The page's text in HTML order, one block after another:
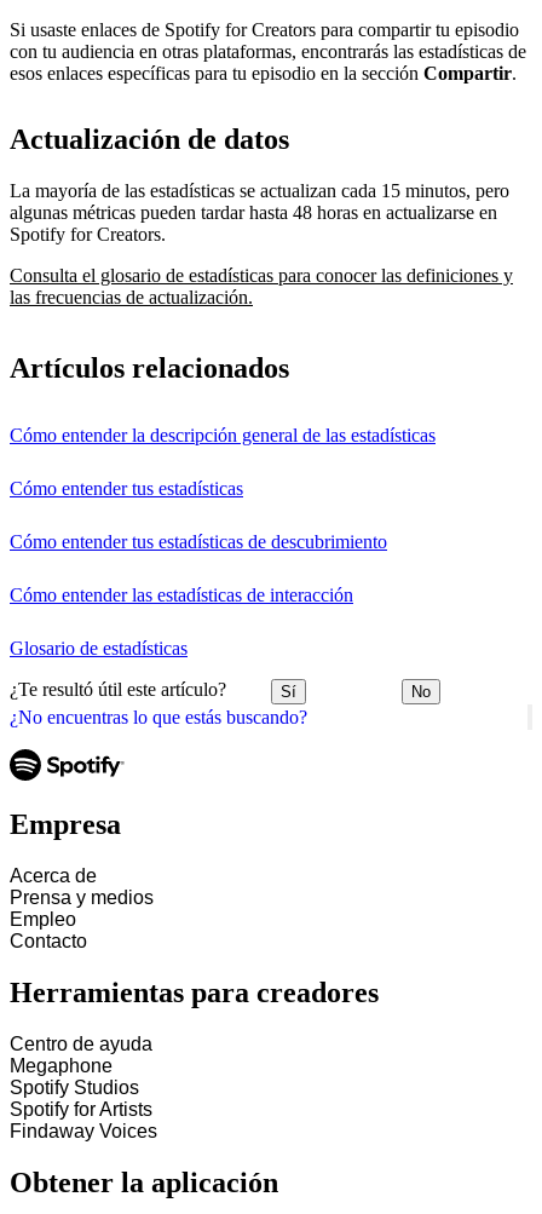
¿No encuentras lo que estás buscando?
Si usaste enlaces de Spotify for Creators para compartir tu episodio
con tu audiencia en otras plataformas, encontrarás las estadísticas de
esos enlaces específicas para tu episodio en la sección Compartir.
Actualización de datos
La mayoría de las estadísticas se actualizan cada 15 minutos, pero
algunas métricas pueden tardar hasta 48 horas en actualizarse en
Spotify for Creators.
Consulta el glosario de estadísticas para conocer las definiciones y
las frecuencias de actualización.
Artículos relacionados
Cómo entender la descripción general de las estadísticas
Cómo entender tus estadísticas
Cómo entender tus estadísticas de descubrimiento
Cómo entender las estadísticas de interacción
Glosario de estadísticas
¿Te resultó útil este artículo? Sí No
Empresa
Acerca de
Prensa y medios
Empleo
Contacto
Herramientas para creadores
Centro de ayuda
Megaphone
Spotify Studios
Spotify for Artists
Findaway Voices
Obtener la aplicación